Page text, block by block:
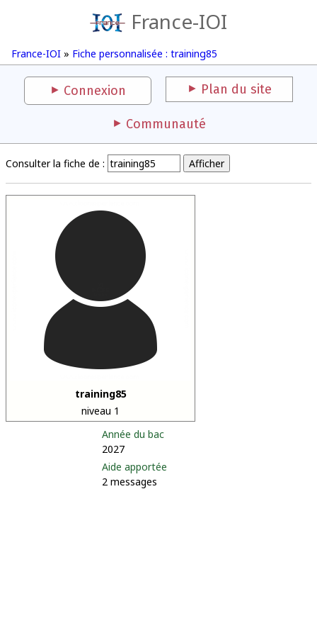
France-IOI
France-IOI » Fiche personnalisée : training85
Connexion Plan du site
Communauté
Consulter la fiche de :
training85
niveau 1
Année du bac
2027
Aide apportée
2 messages